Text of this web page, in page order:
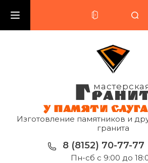
Г
У ПАМЯТИ
Изготовление памятников и
гранита
8 (8152) 70-77-77
Пн-сб с 9:00 до